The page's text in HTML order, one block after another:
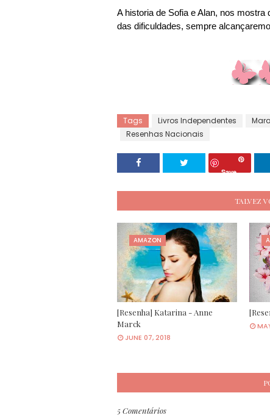
A historia de Sofia e Alan, nos
das dificuldades, sempre
Tags Livros Independentes
Resenhas Nacionais
Save
TALVEZ
AMAZON
[Resenha] Katarina - Anne
Marck
JUNE 07, 2018
5 Comentários